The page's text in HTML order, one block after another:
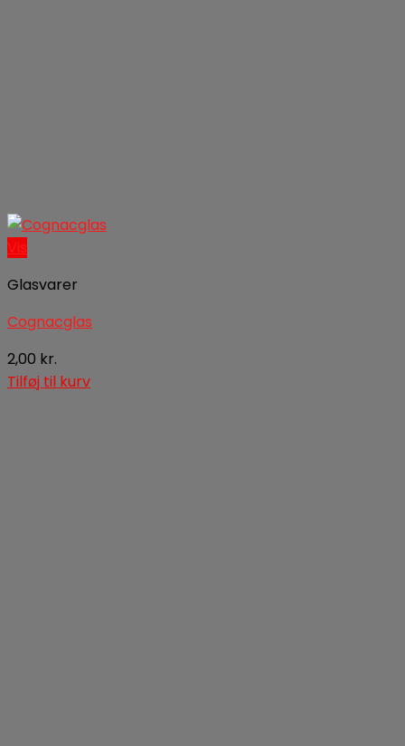
Glasvarer
Cognacglas
2,00 kr.
Tilføj til kurv